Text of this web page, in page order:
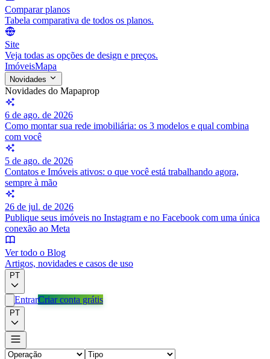
Comparar planos
Tabela comparativa de todos os planos.
Site
Veja todas as opções de design e preços.
ImóveisMapa
Novidades
Novidades do Mapaprop
6 de ago. de 2026
Como montar sua rede imobiliária: os 3 modelos e qual combina
com você
5 de ago. de 2026
Contatos e Imóveis ativos: o que você está trabalhando agora,
sempre à mão
26 de jul. de 2026
Publique seus imóveis no Instagram e no Facebook com uma única
conexão ao Meta
Ver todo o Blog
Artigos, novidades e casos de uso
PT
EntrarCriar conta grátis
PT